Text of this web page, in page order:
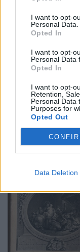
I want to opt-
Personal Data.
Opted In
I want to opt-
Personal Data
Opted In
I want to opt-
Retention,
Personal Data
Purposes for
Opted Out
Data Deletion
a Portobello
és megszületett a
oldalunkon
GALÉRIA
KAPCSOLÓDÓ